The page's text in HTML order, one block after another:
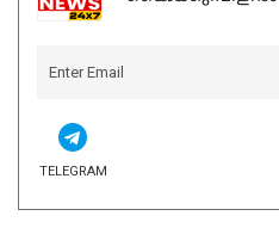
TELEGRAM